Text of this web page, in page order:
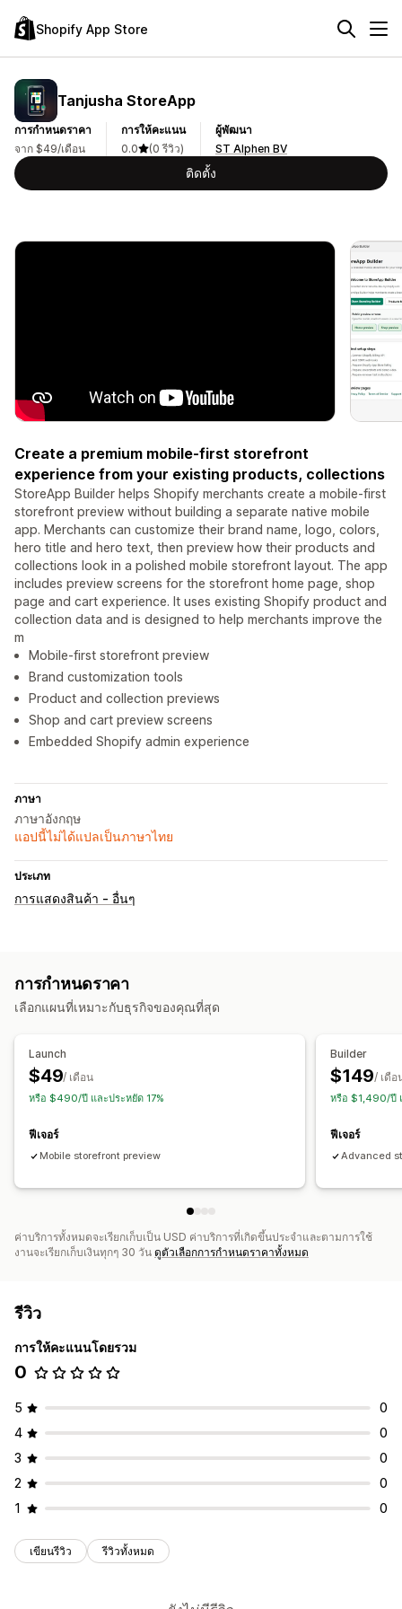
Shopify App Store
Tanjusha StoreApp
การกำหนดราคา
จาก $49/เดือน
การให้คะแนน
0.0
(0 รีวิว)
ผู้พัฒนา
ST Alphen BV
ติดตั้ง
Create a premium mobile-first storefront
experience from your existing products, collections
StoreApp Builder helps Shopify merchants create a mobile-first
storefront preview without building a separate native mobile
app. Merchants can customize their brand name, logo, colors,
hero title and hero text, then preview how their products and
collections look in a polished mobile storefront layout. The app
includes preview screens for the storefront home page, shop
page and cart experience. It uses existing Shopify product and
collection data and is designed to help merchants improve the
m
Mobile-first storefront preview
Brand customization tools
Product and collection previews
Shop and cart preview screens
Embedded Shopify admin experience
ภาษา
ภาษาอังกฤษ
แอปนี้ไม่ได้แปลเป็นภาษาไทย
ประเภท
การแสดงสินค้า - อื่นๆ
การกำหนดราคา
เลือกแผนที่เหมาะกับธุรกิจของคุณที่สุด
Launch
$49/ เดือน
หรือ $490/ปี และประหยัด 17%
ฟีเจอร์
Mobile storefront preview
Builder
$149/ เดือ
หรือ $1,490/ปี
ฟีเจอร์
Advanced
ค่าบริการทั้งหมดจะเรียกเก็บเป็น USD ค่าบริการที่เกิดขึ้นประจำและตามการใช้
งานจะเรียกเก็บเงินทุกๆ 30 วัน ดูตัวเลือกการกำหนดราคาทั้งหมด
รีวิว
การให้คะแนนโดยรวม
0
5
0
4
0
3
0
2
0
1
0
เขียนรีวิว รีวิวทั้งหมด